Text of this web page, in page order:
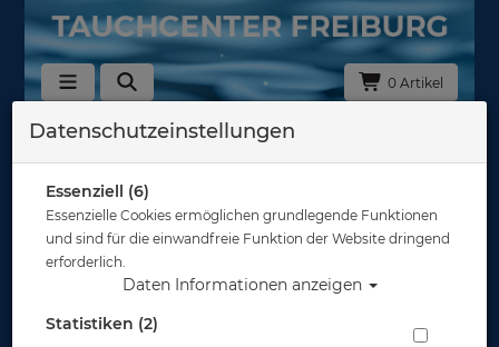
0 Artikel
30101000 - Badeanzüge und -hosen
Datenschutzeinstellungen
Essenziell (6)
Essenzielle Cookies ermöglichen grundlegende Funktionen
und sind für die einwandfreie Funktion der Website dringend
erforderlich.
Daten Informationen anzeigen
Statistiken (2)